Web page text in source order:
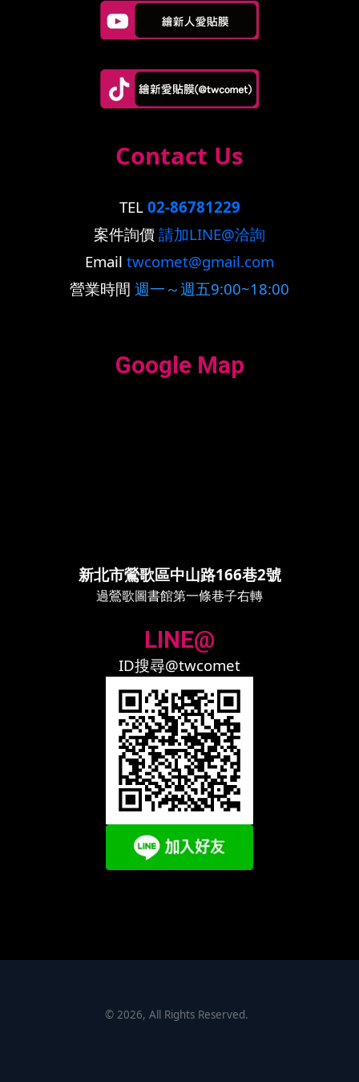
Contact Us
TEL 02-86781229
案件詢價 請加LINE@洽詢
Email twcomet@gmail.com
營業時間 週一～週五9:00~18:00
Google Map
新北市鶯歌區中山路166巷2號
過鶯歌圖書館第一條巷子右轉
LINE@
ID搜尋@twcomet
© 2026, All Rights Reserved.